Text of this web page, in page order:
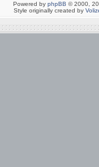
Powered by phpBB © 2000,
Style originally created by